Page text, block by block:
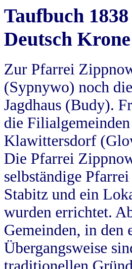
Taufbuch
Deutsch Krone
Zur Pfarrei
(Sypnywo) noch
Jagdhaus (Budy).
die
Klawittersdorf
Die Pfarrei
selbständige
Stabitz und ein
wurden errichtet.
Gemeinden, in den
Übergangsweise